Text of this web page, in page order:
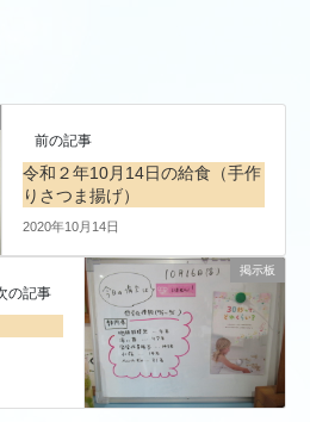
前の記事
令和２年10月14日の給食（手作
りさつま揚げ）
2020年10月14日
掲示板
の記事